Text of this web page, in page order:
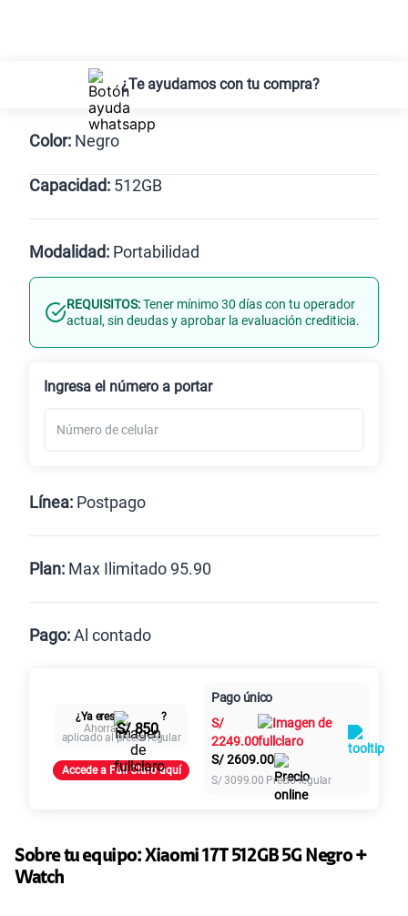
¿Te ayudamos con tu compra?
Color: Negro
Negro
Capacidad: 512GB
512GB
Modalidad: Portabilidad
Línea Nueva Portabilidad
REQUISITOS:Tener mínimo 30 días con tu operador
actual, sin deudas y aprobar la evaluación crediticia.
Ingresa el número a portar
Línea: Postpago
Postpago
Plan: Max Ilimitado 95.90
Paga solo
125GBen alta velocidad
79.90
Pago:Al contado
Cuotas Claro
intereses
¿Ya eres
?
AhorraS/ 850
aplicado al precio regular
Accede a Full Claro aquí
Pago único
S/
2249.00
S/2609.00
S/3099.00 Precio regular
Sobre tu equipo:Xiaomi 17T 512GB 5G Negro +
Watch